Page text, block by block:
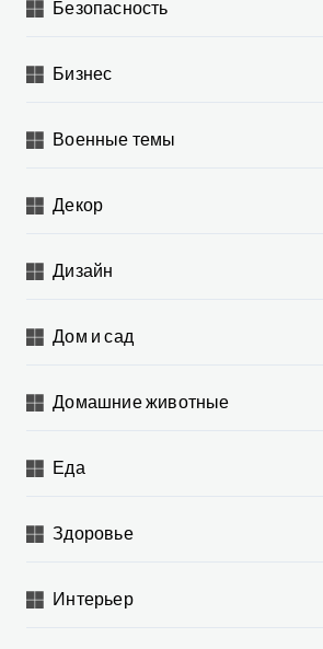
Безопасность
Бизнес
Военные темы
Декор
Дизайн
Дом и сад
Домашние животные
Еда
Здоровье
Интерьер